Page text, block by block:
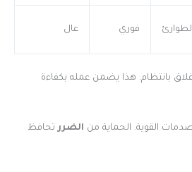
فوري عال
بانتظام. هذا يضمن عمله بكفاءة
القوية. الحماية من الضررتحافظ